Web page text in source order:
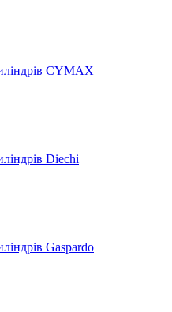
CYMAX
Diechi
Gaspardo